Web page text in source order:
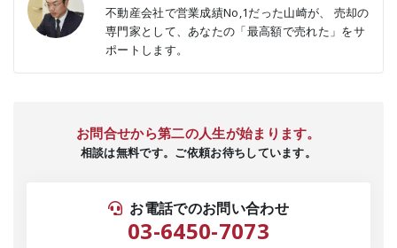
不動産会社で営業成績No,1だった山崎が、 売却の
専門家として、あなたの「最高額で売れた」をサ
ポートします。
お問合せから第二の人生が始まります。
相談は無料です。ご依頼お待ちしています。
お電話でのお問い合わせ
03-6450-7073